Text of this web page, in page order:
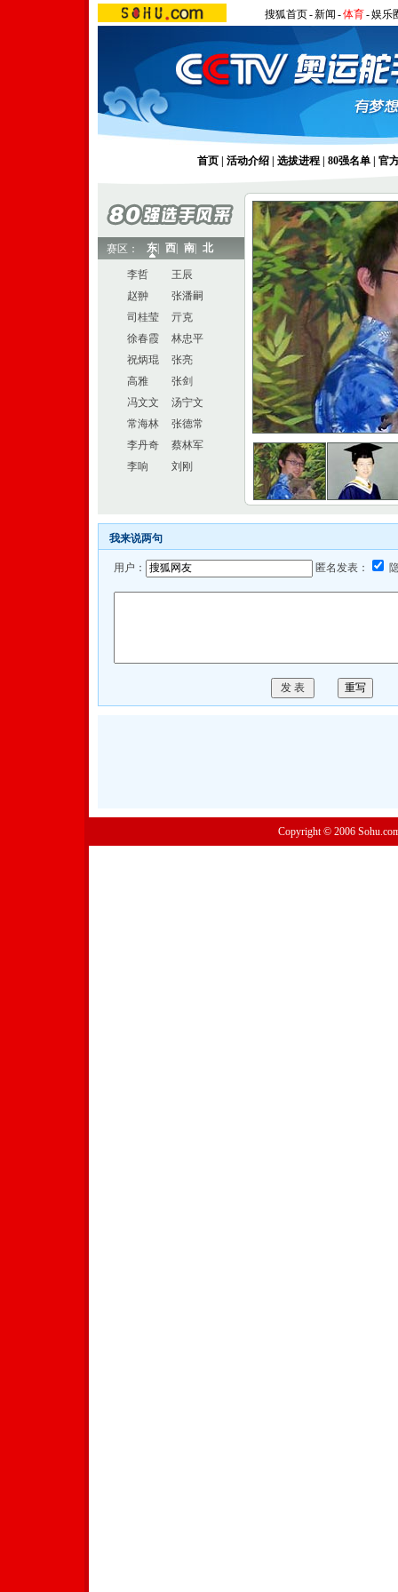
搜狐首页-新闻 -体育-娱乐
首页| 活动介绍| 选拔进程| 80强名单| 官
赛区： 东 西 南 北
李哲
王辰
赵翀
张潘嗣
司桂莹
亓克
徐春霞
林忠平
祝炳琨
张亮
高雅
张剑
冯文文
汤宁文
常海林
张德常
李丹奇
蔡林军
李响
刘刚
我来说两句
用户： 匿名发表：
Copyright © 2006